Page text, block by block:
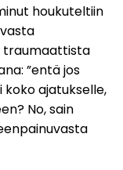
houkuteltiin
traumaattista
”entä jos
koko ajatukselle,
No, sain